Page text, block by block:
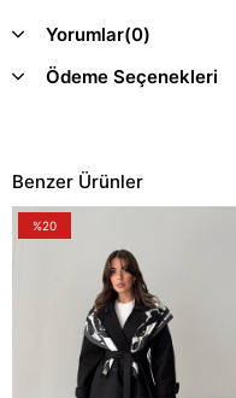
Yorumlar(0)
Ödeme Seçenekleri
Benzer Ürünler
%20